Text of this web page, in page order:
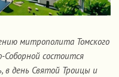
митрополита Томского
Соборной состоится
в день Святой Троицы и